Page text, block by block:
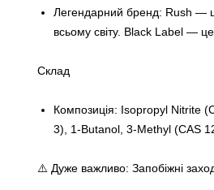
Легендарний бренд: Rush —
всьому світу. Black Label —
Склад
Композиція: Isopropyl Nitrite
3), 1-Butanol, 3-Methyl (CAS
⚠️ Дуже важливо: Запобіжні